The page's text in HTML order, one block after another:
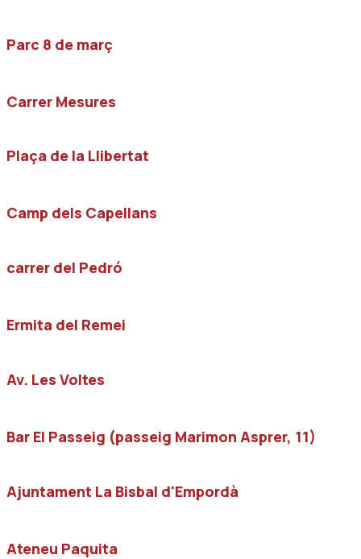
Parc 8 de març
Carrer Mesures
Plaça de la Llibertat
Camp dels Capellans
carrer del Pedró
Ermita del Remei
Av. Les Voltes
Bar El Passeig (passeig Marimon Asprer, 11)
Ajuntament La Bisbal d'Empordà
Ateneu Paquita